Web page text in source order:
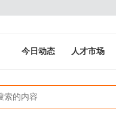
今日动态 人才市场